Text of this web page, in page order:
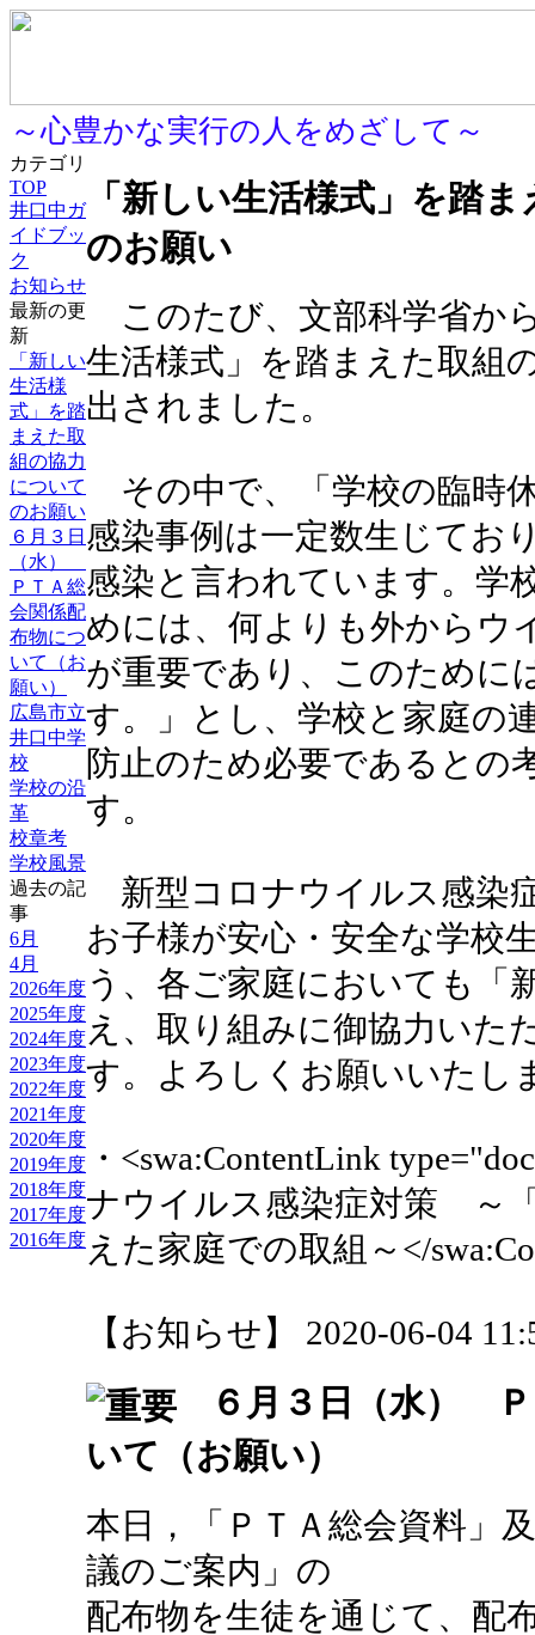
～心豊かな実行の人をめざして～
カテゴリ
TOP
井口中ガ
イドブッ
ク
お知らせ
最新の更
新
「新しい
生活様
式」を踏
まえた取
組の協力
について
のお願い
６月３日
（水）
ＰＴＡ総
会関係配
布物につ
いて（お
願い）
広島市立
井口中学
校
学校の沿
革
校章考
学校風景
過去の記
事
6月
4月
2026年度
2025年度
2024年度
2023年度
2022年度
2021年度
2020年度
2019年度
2018年度
2017年度
2016年度
「新しい生活様式」を踏
のお願い
このたび、文部科学省か
生活様式」を踏まえた取組
出されました。
その中で、「学校の臨時
感染事例は一定数生じてお
感染と言われています。学
めには、何よりも外からウ
が重要であり、このために
す。」とし、学校と家庭の
防止のため必要であるとの
す。
新型コロナウイルス感染
お子様が安心・安全な学校
う、各ご家庭においても「
え、取り組みに御協力いた
す。よろしくお願いいたし
・<swa:ContentLink
ナウイルス感染症対策 ～
えた家庭での取組～</
【お知らせ】 2020-06-04
６月３日（水）
いて（お願い）
本日，「ＰＴＡ総会資料」
議のご案内」の
配布物を生徒を通じて、配